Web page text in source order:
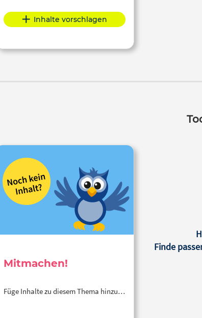
Inhalte vorschlagen
Mitmachen!
Füge Inhalte zu diesem Thema hinzu…
Finde